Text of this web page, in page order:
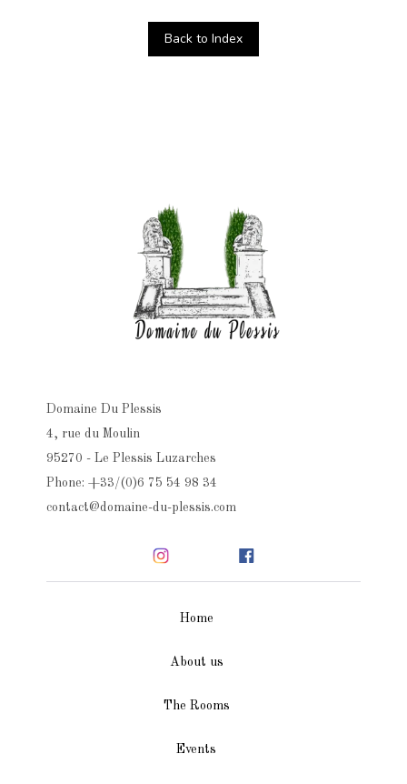
Back to Index
Domaine Du Plessis
4, rue du Moulin
95270 - Le Plessis Luzarches
Phone: +33/(0)6 75 54 98 34
contact@domaine-du-plessis.com
Home
About us
The Rooms
Events